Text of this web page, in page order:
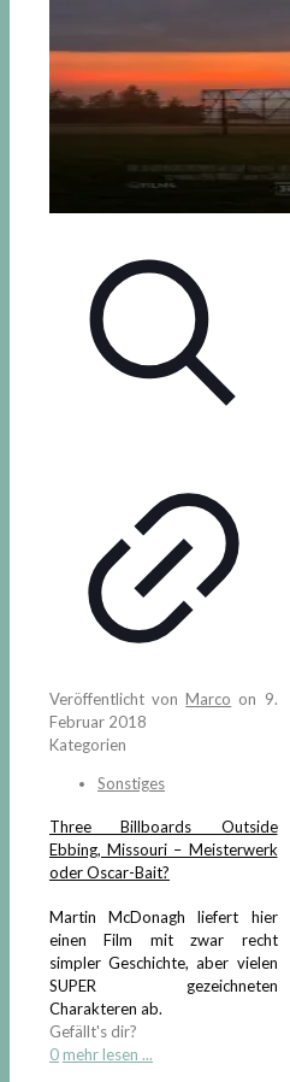
Veröffentlicht vonMarco on 9.
Februar 2018
Kategorien
Sonstiges
Three Billboards Outside
Ebbing, Missouri – Meisterwerk
oder Oscar-Bait?
Martin McDonagh liefert hier
einen Film mit zwar recht
simpler Geschichte, aber vielen
SUPER gezeichneten
Charakteren ab.
Gefällt's dir?
0 mehr lesen ...